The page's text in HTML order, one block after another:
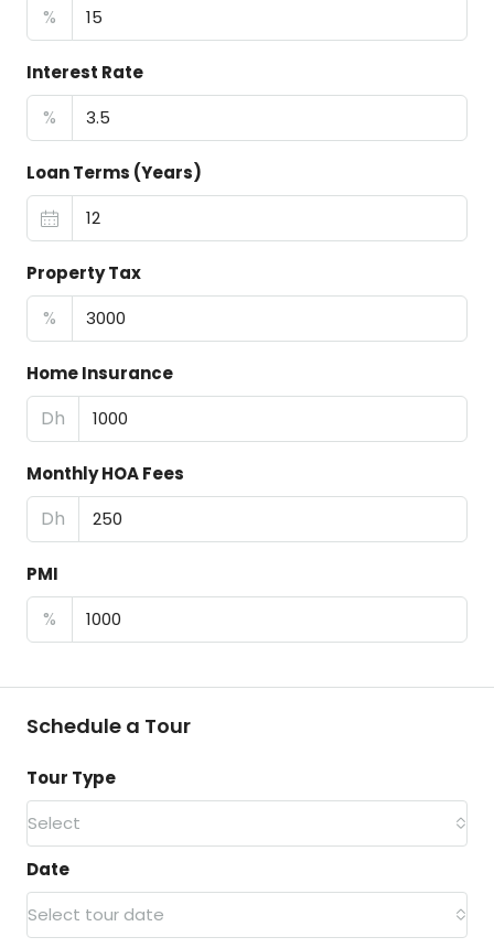
%
Interest Rate
%
Loan Terms (Years)
Property Tax
%
Home Insurance
Dh
Monthly HOA Fees
Dh
PMI
%
Schedule a Tour
Tour Type
Select
Date
Select tour date